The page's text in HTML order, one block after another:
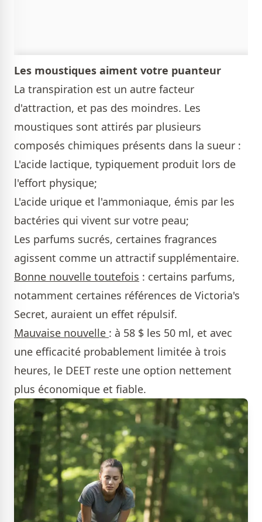
Les moustiques aiment votre puanteur
La transpiration est un autre facteur
d'attraction, et pas des moindres. Les
moustiques sont attirés par plusieurs
composés chimiques présents dans la sueur :
L'acide lactique, typiquement produit lors de
l'effort physique;
L'acide urique et l'ammoniaque, émis par les
bactéries qui vivent sur votre peau;
Les parfums sucrés, certaines fragrances
agissent comme un attractif supplémentaire.
Bonne nouvelle toutefois : certains parfums,
notamment certaines références de Victoria's
Secret, auraient un effet répulsif.
Mauvaise nouvelle : à 58 $ les 50 ml, et avec
une efficacité probablement limitée à trois
heures, le DEET reste une option nettement
plus économique et fiable.